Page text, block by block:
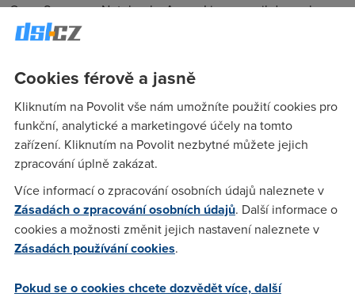
Open Source ― Notebooky Acer s Linuxem nikdo nechce ―
Windows Vista o polovinu levnější, ale... ― Na internetu dva
kurna(6.8.2007 09:04:27)
O2 zpusobuje rakovinu ceskeho internetu a taky s tim nikdo
nic nedela
petr(6.8.2007 15:39:58)
Bylo by treba tento nador vyriznou jedno provzdy
lukas.cz(6.8.2007 16:07:41)
Cookies férově a jasně
Kliknutím na Povolit vše nám umožníte použití cookies pro
funkční, analytické a marketingové účely na tomto
zařízení. Kliknutím na Povolit nezbytné můžete jejich
zpracování úplně zakázat.
Více informací o zpracování osobních údajů naleznete v
Zásadách o zpracování osobních údajů. Další informace o
cookies a možnosti změnit jejich nastavení naleznete v
Zásadách používání cookies.
Pokud se o cookies chcete dozvědět více, další